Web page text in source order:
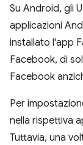
Su Android, gli
applicazioni
installato l'app
Facebook, di
Facebook
Per
nella rispettiva
Tuttavia, una